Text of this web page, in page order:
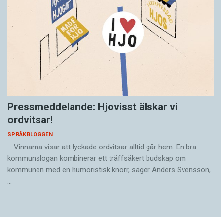
Pressmeddelande: Hjovisst älskar vi
ordvitsar!
SPRÅKBLOGGEN
– Vinnarna visar att lyckade ordvitsar alltid går hem. En bra
kommunslogan kombinerar ett träffsäkert budskap om
kommunen med en humoristisk knorr, säger Anders Svensson,
…